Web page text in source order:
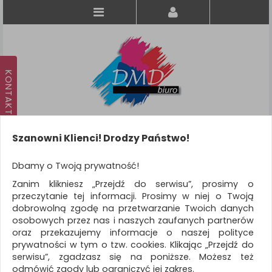
KATEGORIE
WSZYSTKIE KATEGORIE
FILTRY
Więcej
Szanowni Klienci! Drodzy Państwo!
Dbamy o Twoją prywatność!
Zanim klikniesz „Przejdź do serwisu”, prosimy o
przeczytanie tej informacji. Prosimy w niej o Twoją
dobrowolną zgodę na przetwarzanie Twoich danych
osobowych przez nas i naszych zaufanych partnerów
oraz przekazujemy informacje o naszej polityce
prywatności w tym o tzw. cookies. Klikając „Przejdź do
serwisu”, zgadzasz się na poniższe. Możesz też
odmówić zgody lub ograniczyć jej zakres.